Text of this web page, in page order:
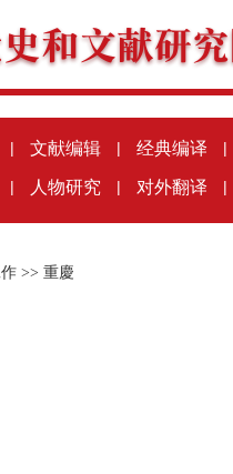
| 文献编辑 | 经典编译 |
| 人物研究 | 对外翻译 |
>> 重慶